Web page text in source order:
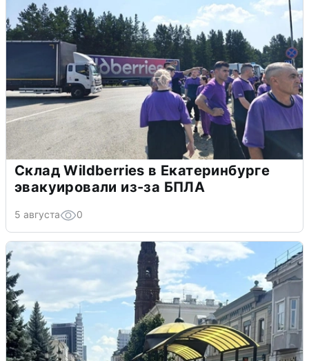
Склад Wildberries в Екатеринбурге
эвакуировали из-за БПЛА
5 августа 0